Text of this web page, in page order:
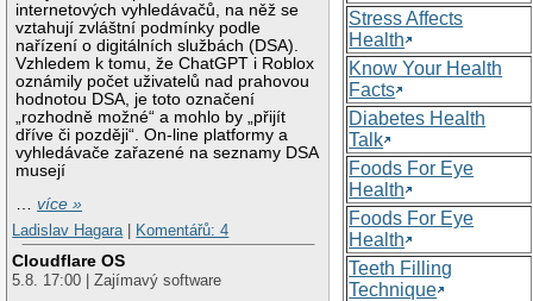
internetových vyhledávačů, na něž se
vztahují zvláštní podmínky podle
nařízení o digitálních službách (DSA).
Vzhledem k tomu, že ChatGPT i Roblox
oznámily počet uživatelů nad prahovou
hodnotou DSA, je toto označení
„rozhodně možné“ a mohlo by „přijít
dříve či později“. On-line platformy a
vyhledávače zařazené na seznamy DSA
musejí
…více »
Ladislav Hagara
Komentářů: 4
Cloudflare OS
5.8. 17:00 | Zajímavý software
Stress Affects
Health
Know Your Health
Facts
Diabetes Health
Talk
Foods For Eye
Health
Foods For Eye
Health
Teeth Filling
Technique